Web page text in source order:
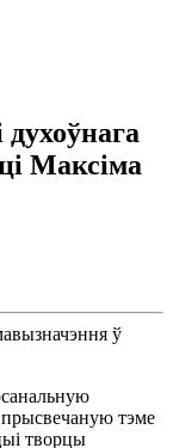
Максіма
тэме
творцы